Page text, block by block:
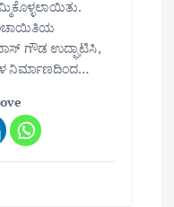
ಗೌಡ ಉದ್ಘಾಟಿಸಿ,
ನಿರ್ಮಾಣದಿಂದ…